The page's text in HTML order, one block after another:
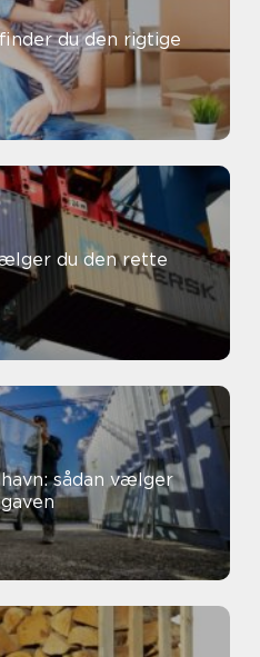
du den rigtige
du den rette
sådan vælger